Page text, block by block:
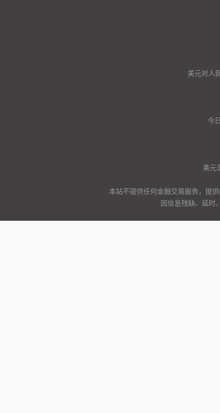
美元对人
今
美元
本站不提供任何金融交易服务，提
因信息残缺、延时